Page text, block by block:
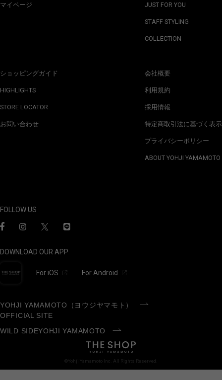
マイページ
ショッピングガイド
HIGHLIGHTS
STORE LOCATOR
お問い合わせ
JUST FOR YOU
STAFF STYLING
COLLECTION
会社概要
利用規約
採用情報
特定商取引法に基づく表示
プライバシーポリシー
ABOUT YOHJI YAMAMOTO
FOLLOW US
DOWNLOAD OUR APP
For iOS For Android
YOHJI YAMAMOTO（ヨウジヤマモト）
OFFICIAL SITE
WILD SIDEYOHJI YAMAMOTO
©Yohji Yamamoto Inc. All Rights Reserved.